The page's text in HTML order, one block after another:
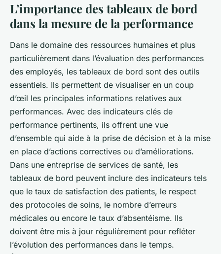
L’importance des tableaux de bord
dans la mesure de la performance
Dans le domaine des ressources humaines et plus
particulièrement dans l’évaluation des performances
des employés, les tableaux de bord sont des outils
essentiels. Ils permettent de visualiser en un coup
d’œil les principales informations relatives aux
performances. Avec des indicateurs clés de
performance pertinents, ils offrent une vue
d’ensemble qui aide à la prise de décision et à la mise
en place d’actions correctives ou d’améliorations.
Dans une entreprise de services de santé, les
tableaux de bord peuvent inclure des indicateurs tels
que le taux de satisfaction des patients, le respect
des protocoles de soins, le nombre d’erreurs
médicales ou encore le taux d’absentéisme. Ils
doivent être mis à jour régulièrement pour refléter
l’évolution des performances dans le temps.